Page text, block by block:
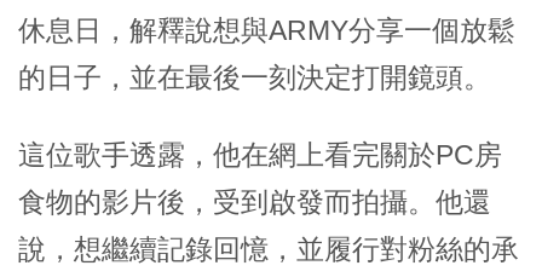
休息日，解釋說想與ARMY分享一個放鬆
的日子，並在最後一刻決定打開鏡頭。
這位歌手透露，他在網上看完關於PC房
食物的影片後，受到啟發而拍攝。他還
說，想繼續記錄回憶，並履行對粉絲的承